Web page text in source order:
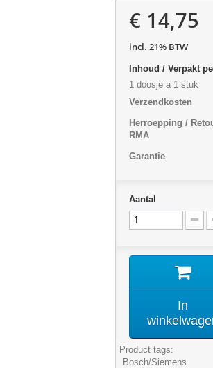
€ 14,75
incl. 21% BTW
Inhoud / Verpakt
1 doosje a 1 stuk
Verzendkosten
Herroepping /
RMA
Garantie
Aantal
In
Product tags:
Bosch/Siemens